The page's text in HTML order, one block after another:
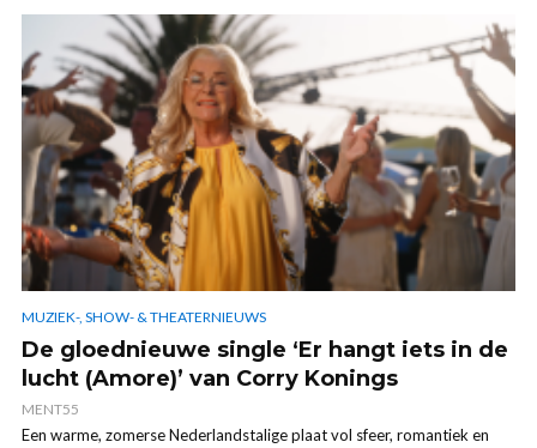
MUZIEK-, SHOW- & THEATERNIEUWS
De gloednieuwe single ‘Er hangt iets in de
lucht (Amore)’ van Corry Konings
MENT55
Een warme, zomerse Nederlandstalige plaat vol sfeer, romantiek en